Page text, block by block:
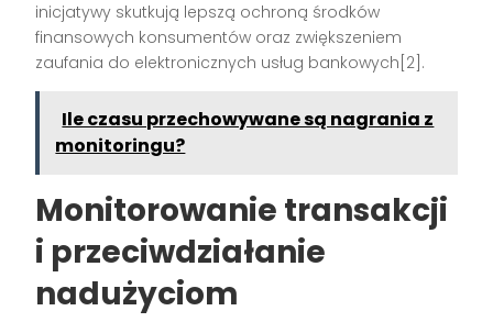
inicjatywy skutkują lepszą ochroną środków
finansowych konsumentów oraz zwiększeniem
zaufania do elektronicznych usług bankowych[2].
Ile czasu przechowywane są nagrania z
monitoringu?
Monitorowanie transakcji
i przeciwdziałanie
nadużyciom